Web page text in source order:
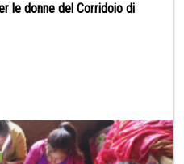
le donne del Corridoio di